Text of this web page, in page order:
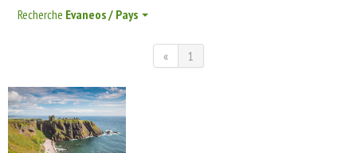
Acteurs
Recherche Evaneos / Pays
« 1